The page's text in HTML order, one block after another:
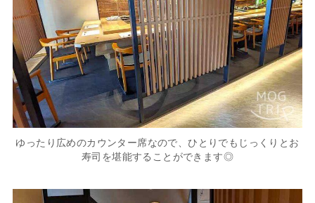
ゆったり広めのカウンター席なので、ひとりでもじっくりとお
寿司を堪能することができます◎